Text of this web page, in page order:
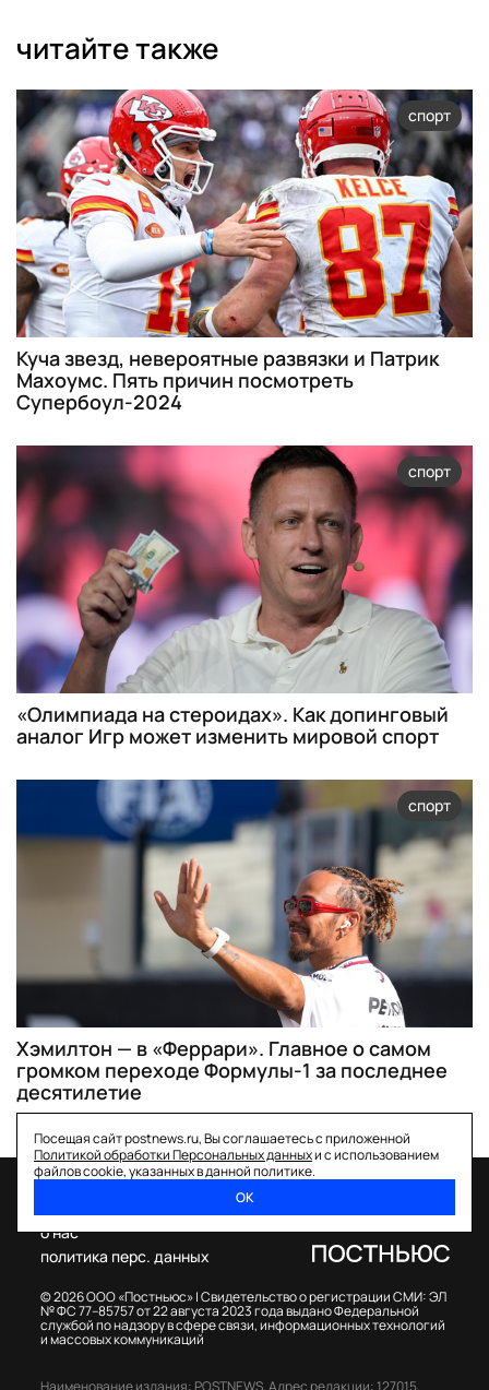
читайте также
спорт
Куча звезд, невероятные развязки и Патрик
Махоумс. Пять причин посмотреть
Супербоул-2024
спорт
«Олимпиада на стероидах». Как допинговый
аналог Игр может изменить мировой спорт
спорт
Хэмилтон — в «Феррари». Главное о самом
громком переходе Формулы-1 за последнее
десятилетие
Посещая сайт postnews.ru, Вы соглашаетесь с приложенной
Политикой обработки Персональных данныхи с использованием
файлов cookie, указанных в данной политике.
ОК
© 2026 ООО «Постньюс» |Свидетельство о регистрации СМИ: ЭЛ
№ ФС 77–85757 от 22 августа 2023 года выдано Федеральной
службой по надзору в сфере связи, информационных технологий
и массовых коммуникаций
о нас
политика перс. данных
Наименование издания: POSTNEWS, Адрес редакции: 127015,